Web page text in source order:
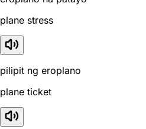
plane stress
pilipit ng eroplano
plane ticket